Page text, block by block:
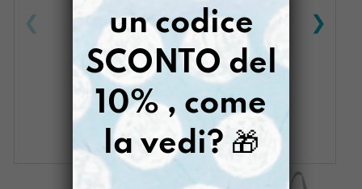
un codice
SCONTO del
10% , come
la vedi? 🎁